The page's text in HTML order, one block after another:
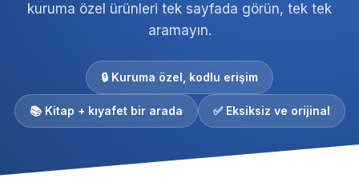
kuruma özel ürünleri tek sayfada görün, tek tek
aramayın.
🔒 Kuruma özel, kodlu erişim
📚 Kitap + kıyafet bir arada ✅ Eksiksiz ve orijinal